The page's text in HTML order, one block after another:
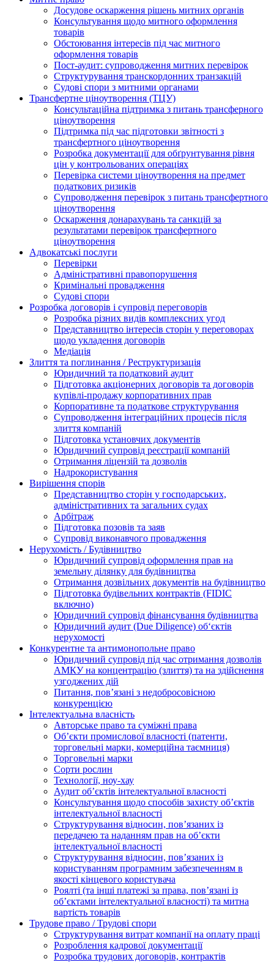
Досудове оскарження рішень митних органів
Консультування щодо митного оформлення
товарів
Обстоювання інтересів під час митного
оформлення товарів
Пост-аудит: супроводження митних перевірок
Структурування транскордонних транзакцій
Судові спори з митними органами
Трансфертне ціноутворення (ТЦУ)
Консультаційна підтримка з питань трансферного
ціноутворення
Підтримка під час підготовки звітності з
трансфертного ціноутворення
Розробка документації для обґрунтування рівня
цін у контрольованих операціях
Перевірка системи ціноутворення на предмет
податкових ризиків
Супроводження перевірок з питань трансфертного
ціноутворення
Оскарження донарахувань та санкцій за
результатами перевірок трансфертного
ціноутворення
Адвокатські послуги
Перевірки
Адміністративні правопорушення
Кримінальні провадження
Судові спори
Розробка договорів і супровід переговорів
Розробка різних видів комплексних угод
Представництво інтересів сторін у переговорах
щодо укладення договорів
Медіація
Злиття та поглинання / Реструктуризація
Юридичний та податковий аудит
Підготовка акціонерних договорів та договорів
купівлі-продажу корпоративних прав
Корпоративне та податкове структурування
Супроводження інтеграційних процесів після
злиття компаній
Підготовка установчих документів
Юридичний супровід реєстрації компаній
Отримання ліцензій та дозволів
Надрокористування
Вирішення спорів
Представництво сторін у господарських,
адміністративних та загальних судах
Арбітраж
Підготовка позовів та заяв
Супровід виконавчого провадження
Нерухомість / Будівництво
Юридичний супровід оформлення прав на
земельну ділянку для будівництва
Отримання дозвільних документів на будівництво
Підготовка будівельних контрактів (FIDIC
включно)
Юридичний супровід фінансування будівництва
Юридичний аудит (Due Diligence) об‘єктів
нерухомості
Конкурентне та антимонопольне право
Юридичний супровід під час отримання дозволів
АМКУ на концентрацію (злиття) та на здійснення
узгоджених дій
Питання, пов’язані з недобросовісною
конкуренцією
Інтелектуальна власність
Авторське право та суміжні права
Oб’єкти промислової власності (патенти,
торговельні марки, комерційна таємниця)
Торговельні марки
Сорти рослин
Технології, ноу-хау
Аудит об’єктів інтелектуальної власності
Консультування щодо способів захисту об’єктів
інтелектуальної власності
Структурування відносин, пов’язаних із
передачею та наданням прав на об’єкти
інтелектуальної власності
Структурування відносин, пов’язаних із
користуванням програмним забезпеченням в
якості кінцевого користувача
Роялті (та інші платежі за права, пов’язані із
об’єктами інтелектуальної власності) та митна
вартість товарів
Трудове право / Трудові спори
Cтруктурування витрат компанії на оплату праці
Розроблення кадрової документації
Розробка трудових договорів, контрактів